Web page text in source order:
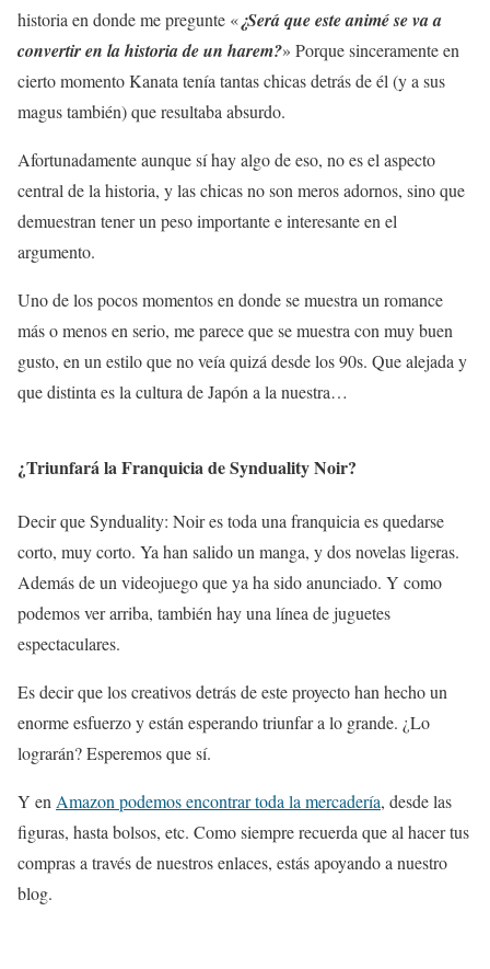
historia en donde me pregunte «¿Será que este animé se va a
convertir en la historia de un harem?» Porque sinceramente en
cierto momento Kanata tenía tantas chicas detrás de él (y a sus
magus también) que resultaba absurdo.
Afortunadamente aunque sí hay algo de eso, no es el aspecto
central de la historia, y las chicas no son meros adornos, sino que
demuestran tener un peso importante e interesante en el
argumento.
Uno de los pocos momentos en donde se muestra un romance
más o menos en serio, me parece que se muestra con muy buen
gusto, en un estilo que no veía quizá desde los 90s. Que alejada y
que distinta es la cultura de Japón a la nuestra…
¿Triunfará la Franquicia de Synduality Noir?
Decir que Synduality: Noir es toda una franquicia es quedarse
corto, muy corto. Ya han salido un manga, y dos novelas ligeras.
Además de un videojuego que ya ha sido anunciado. Y como
podemos ver arriba, también hay una línea de juguetes
espectaculares.
Es decir que los creativos detrás de este proyecto han hecho un
enorme esfuerzo y están esperando triunfar a lo grande. ¿Lo
lograrán? Esperemos que sí.
Y en Amazon podemos encontrar toda la mercadería, desde las
figuras, hasta bolsos, etc. Como siempre recuerda que al hacer tus
compras a través de nuestros enlaces, estás apoyando a nuestro
blog.